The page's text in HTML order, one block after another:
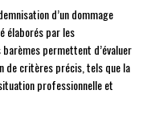
d’un dommage
élaborés par les
permettent d’évaluer
de critères précis, tels que la
professionnelle et